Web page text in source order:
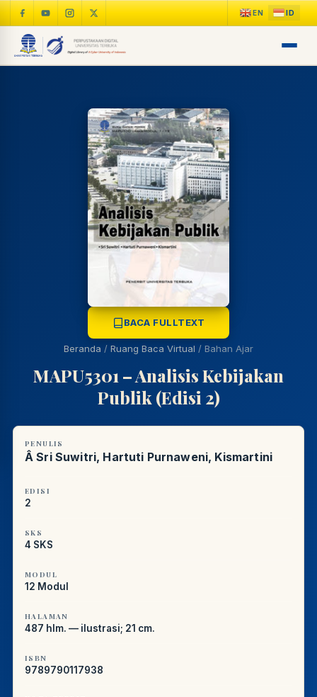
BACA FULLTEXT
Beranda / Ruang Baca Virtual / Bahan Ajar
MAPU5301 – Analisis Kebijakan
Publik (Edisi 2)
PENULIS
Â Sri Suwitri, Hartuti Purnaweni, Kismartini
EDISI
2
SKS
4 SKS
MODUL
12 Modul
HALAMAN
487 hlm. — ilustrasi; 21 cm.
ISBN
9789790117938
NARA
LIBRARY NAVIGASI AKSES
REFERENSI AKADEMIK
Online A±